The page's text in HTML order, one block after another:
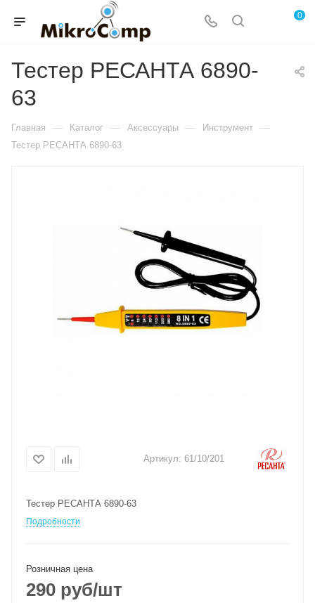
0
Тестер РЕСАНТА 6890-
63
Главная — Каталог — Аксессуары — Инструмент —
Тестер РЕСАНТА 6890-63
Артикул: 61/10/201
Тестер РЕСАНТА 6890-63
Подробности
Розничная цена
290 руб/шт